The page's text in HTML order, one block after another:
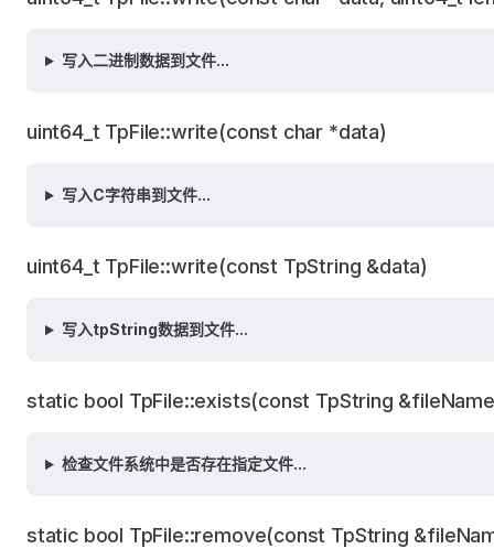
写入二进制数据到文件...
uint64_t TpFile::write(const char *data)
写入C字符串到文件...
uint64_t TpFile::write(const TpString &data)
写入tpString数据到文件...
static bool TpFile::exists(const TpString
检查文件系统中是否存在指定文件...
static bool TpFile::remove(const TpString